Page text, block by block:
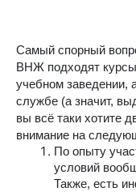
Самый спорный
ВНЖ подходят
учебном заведении,
службе (а значит,
вы всё таки хотите
внимание на
По опыту
условий
Также, есть